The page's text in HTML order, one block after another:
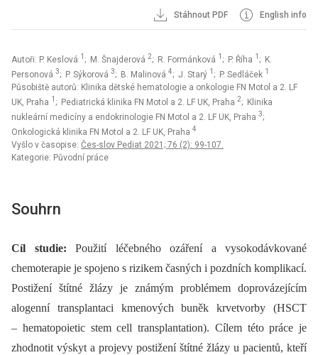
Stáhnout PDF English info
Autoři: P. Keslová 1 ; M. Šnajderová 2; R. Formánková 1 ; P. Říha 1 ; K.
Personová 3; P. Sýkorová 3; B. Malinová 4; J. Starý 1 ; P. Sedláček 1
Působiště autorů: Klinika dětské hematologie a onkologie FN Motol a 2. LF
UK, Praha 1 ; Pediatrická klinika FN Motol a 2. LF UK, Praha 2; Klinika
nukleární medicíny a endokrinologie FN Motol a 2. LF UK, Praha 3;
Onkologická klinika FN Motol a 2. LF UK, Praha 4
Vyšlo v časopise: Čes-slov Pediat 2021; 76 (2): 99-107.
Kategorie: Původní práce
Souhrn
Cíl studie: Použití léčebného ozáření a vysokodávkované
chemoterapie je spojeno s rizikem časných i pozdních komplikací.
Postižení štítné žlázy je známým problémem doprovázejícím
alogenní transplantaci kmenových buněk krvetvorby (HSCT
–⁠ hematopoietic stem cell transplantation). Cílem této práce je
zhodnotit výskyt a projevy postižení štítné žlázy u pacientů, kteří